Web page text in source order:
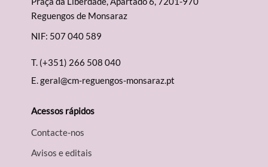
Categorias gerais
Filtros
Reguengos de Monsaraz
NIF: 507 040 589
T. (+351) 266 508 040
E.geral@cm-reguengos-monsaraz.pt
Acessos rápidos
Contacte-nos
Avisos e editais